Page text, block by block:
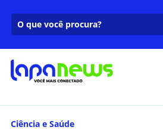
Ciência e Saúde